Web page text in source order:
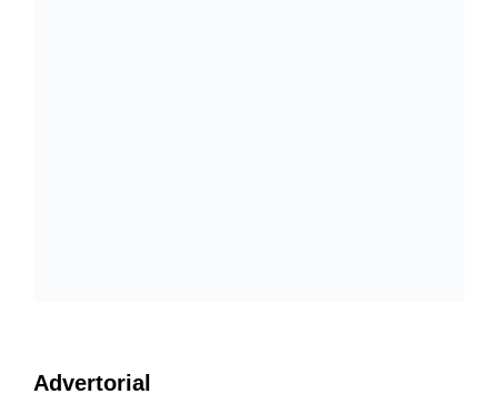
Advertorial